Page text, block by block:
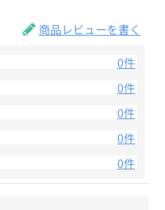
商品レビューを書く
0件
0件
0件
0件
0件